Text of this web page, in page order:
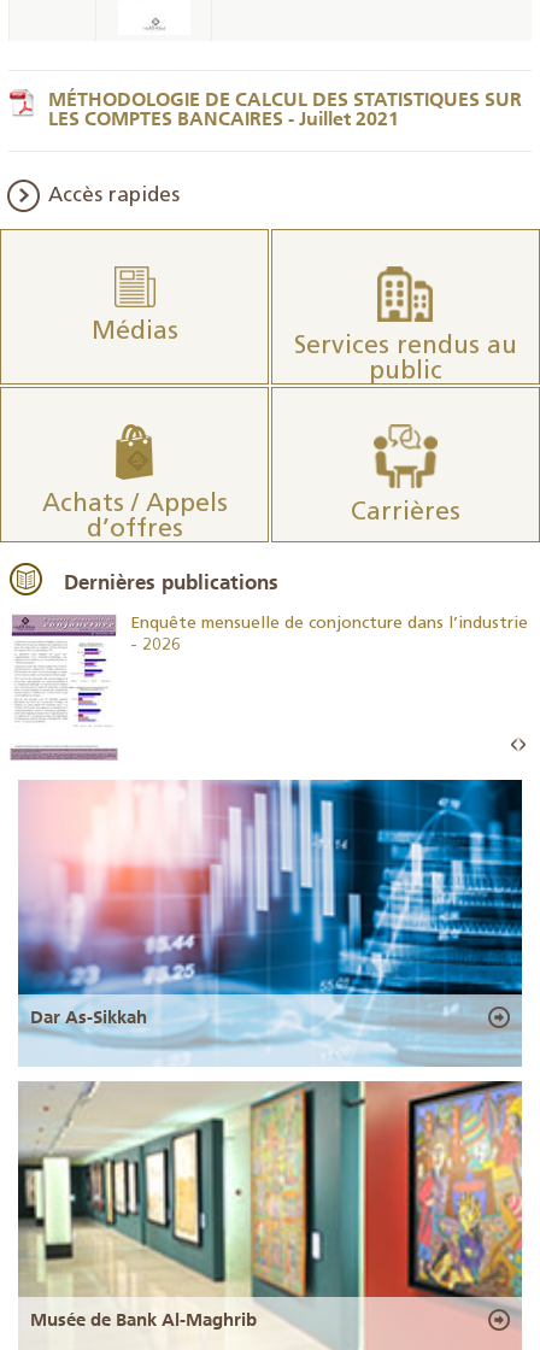
MÉTHODOLOGIE DE CALCUL DES STATISTIQUES SUR
LES COMPTES BANCAIRES - Juillet 2021
Accès rapides
Médias
Services rendus au
public
Achats / Appels
d’offres
Carrières
Dernières publications
Enquête mensuelle de conjoncture dans l’industrie
- 2026
Dar As-Sikkah
Musée de Bank Al-Maghrib